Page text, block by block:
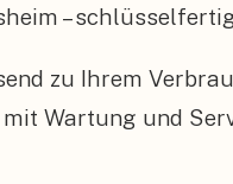
–
zu Ihrem
Wartung und